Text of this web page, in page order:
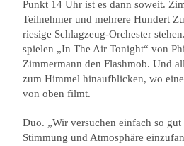
Punkt 14 Uhr ist es dann soweit.
Teilnehmer und mehrere Hundert
riesige Schlagzeug-Orchester
spielen „In The Air Tonight“ von
Zimmermann den Flashmob. Und
zum Himmel hinaufblicken, wo
von oben filmt.
Duo. „Wir versuchen einfach so
Stimmung und Atmosphäre